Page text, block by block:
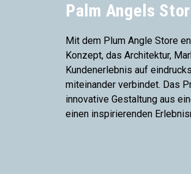
Palm Angels
Mit dem Plum Angle Store
Konzept, das Architektur,
Kundenerlebnis auf
miteinander verbindet. Das
innovative Gestaltung aus
einen inspirierenden